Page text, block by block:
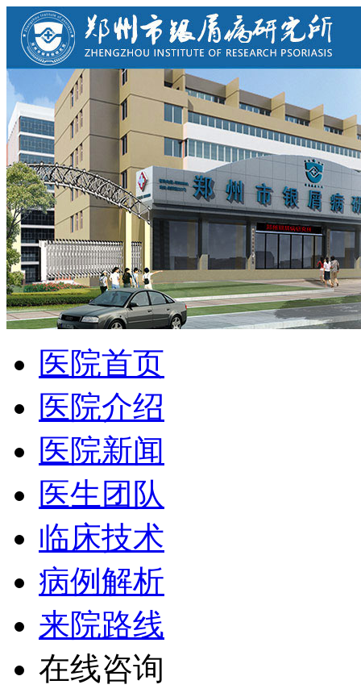
医院首页
医院介绍
医院新闻
医生团队
临床技术
病例解析
来院路线
在线咨询